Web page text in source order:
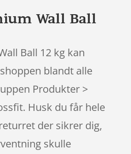
Wall Ball
Ball 12 kg kan
blandt alle
Produkter >
Husk du får hele
der sikrer dig,
skulle